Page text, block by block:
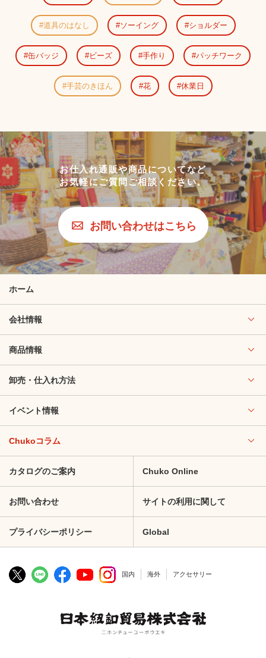
道具のはなし ソーイング ショルダー
缶バッジ ビーズ 手作り パッチワーク
手芸のきほん 花 休業日
お仕入れ通販や商品についてなど
お気軽にご質問ご相談ください。
お問い合わせはこちら
ホーム
会社情報
商品情報
卸売・仕入れ方法
イベント情報
Chukoコラム
カタログのご案内 Chuko Online
お問い合わせ サイトの利用に関して
プライバシーポリシー Global
国内 海外 アクセサリー